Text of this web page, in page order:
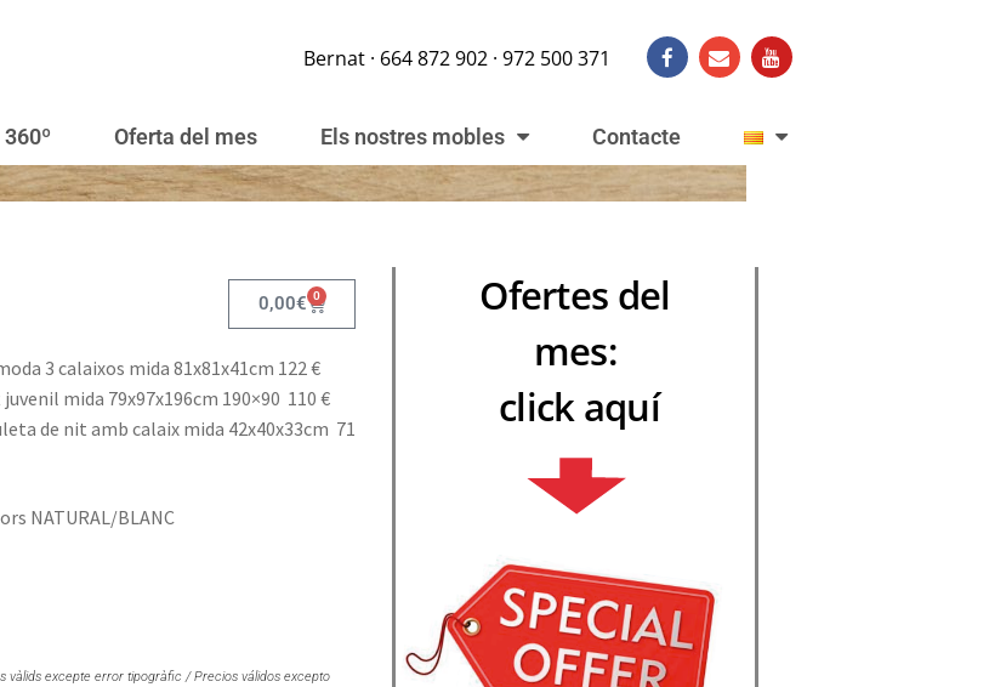
Bernat · 664 872 902 · 972 500 371
Oferta del mes Els nostres mobles Contacte
0,00€ 0
3 calaixos mida 81x81x41cm 122 €
mida 79x97x196cm 190×90 110 €
de nit amb calaix mida 42x40x33cm 71
NATURAL/BLANC
vàlids excepte error tipogràfic / Precios válidos excepto
Ofertes del
mes:
click aquí